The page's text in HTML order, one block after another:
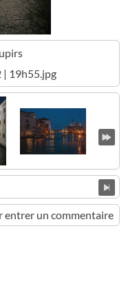
| 19h55.jpg
entrer un commentaire